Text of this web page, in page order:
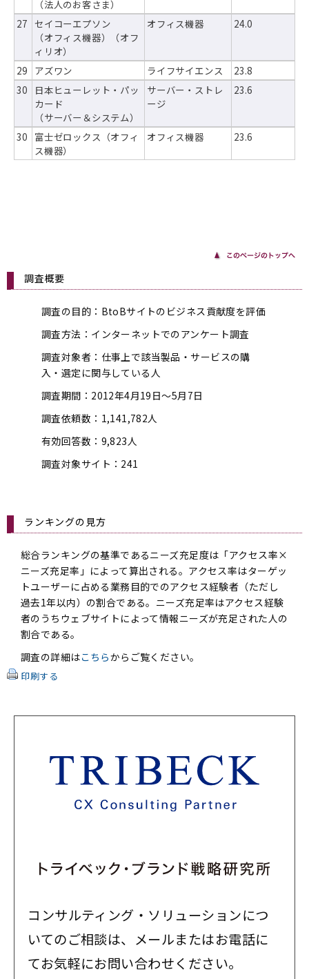
（法人のお客さま）
27 セイコーエプソン
（オフィス機器）（オフ
ィリオ）
オフィス機器 24.0
29 アズワン ライフサイエンス
23.8
30
日本ヒューレット・パッ
カード
（サーバー＆システム）
サーバー・ストレ
ージ
23.6
30 富士ゼロックス（オフィ
ス機器）
オフィス機器 23.6
調査概要
調査の目的：BtoBサイトのビジネス貢献度を評価
調査方法：インターネットでのアンケート調査
調査対象者：仕事上で該当製品・サービスの購
入・選定に関与している人
調査期間：2012年4月19日～5月7日
調査依頼数：1,141,782人
有効回答数：9,823人
調査対象サイト：241
ランキングの見方
総合ランキングの基準であるニーズ充足度は「アクセス率×
ニーズ充足率」によって算出される。アクセス率はターゲッ
トユーザーに占める業務目的でのアクセス経験者（ただし
過去1年以内）の割合である。ニーズ充足率はアクセス経験
者のうちウェブサイトによって情報ニーズが充足された人の
割合である。
調査の詳細はこちらからご覧ください。
印刷する
コンサルティング・ソリューションにつ
いてのご相談は、メールまたはお電話に
てお気軽にお問い合わせください。